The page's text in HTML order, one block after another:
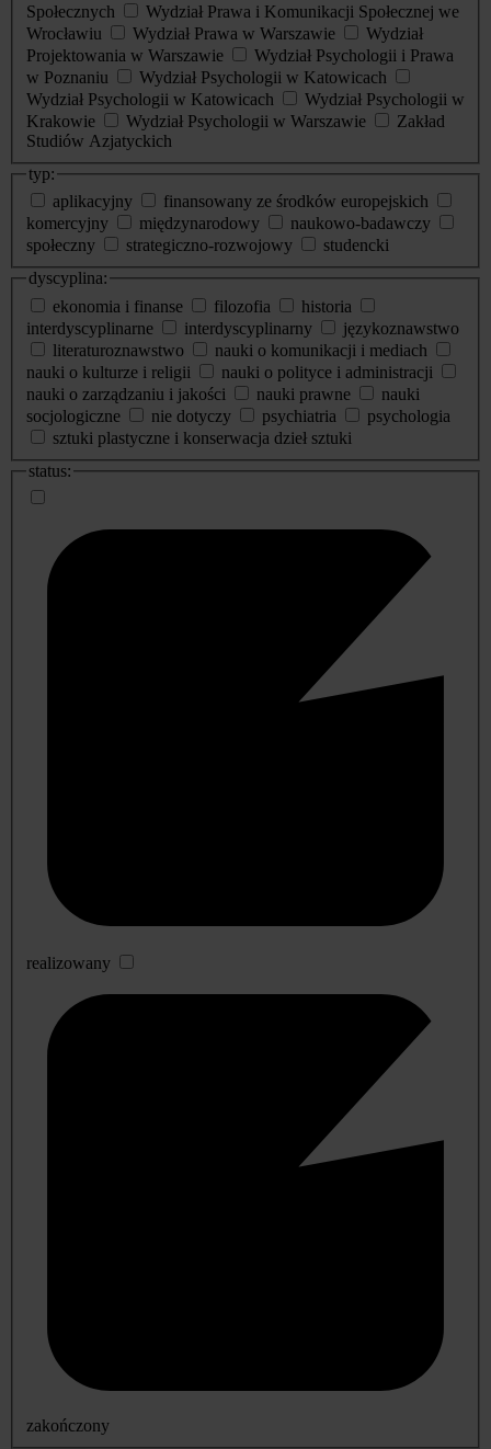
Społecznych
Wydział Prawa i Komunikacji Społecznej we
Wrocławiu
Wydział Prawa w Warszawie
Wydział
Projektowania w Warszawie
Wydział Psychologii i Prawa
w Poznaniu
Wydział Psychologii w Katowicach
Wydział Psychologii w Katowicach
Wydział Psychologii w
Krakowie
Wydział Psychologii w Warszawie
Zakład
Studiów Azjatyckich
typ:
aplikacyjny
finansowany ze środków europejskich
komercyjny
międzynarodowy
naukowo-badawczy
społeczny
strategiczno-rozwojowy
studencki
dyscyplina:
ekonomia i finanse
filozofia
historia
interdyscyplinarne
interdyscyplinarny
językoznawstwo
literaturoznawstwo
nauki o komunikacji i mediach
nauki o kulturze i religii
nauki o polityce i administracji
nauki o zarządzaniu i jakości
nauki prawne
nauki
socjologiczne
nie dotyczy psychiatria
psychologia
sztuki plastyczne i konserwacja dzieł sztuki
status:
realizowany
zakończony